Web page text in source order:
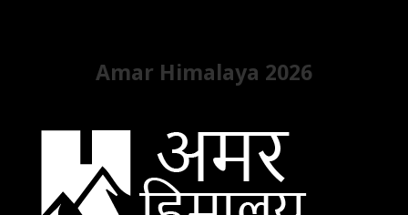
Amar Himalaya 2026